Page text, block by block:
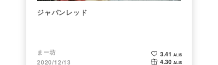
ジャパンレッド
まー坊
2020/12/13
3.41 ALIS
4.30 ALIS